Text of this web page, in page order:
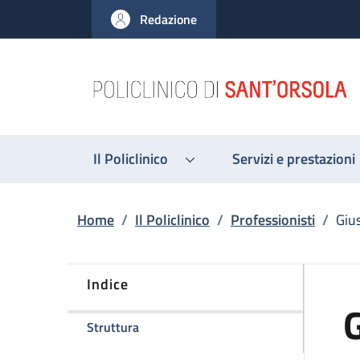
al contenuto principale
to footer content
Redazione
Il Policlinico Servizi e prestazioni
Briciole di pane
Home / Il Policlinico / Professionisti /
Indice
Strutturadella pagina Giuseppe Gallo